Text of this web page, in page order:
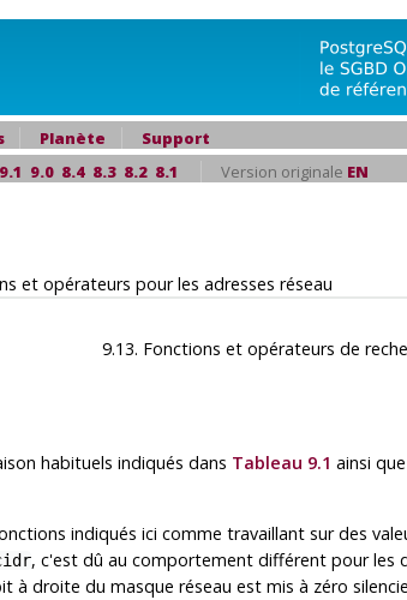
Planète
Support
9.1 9.0 8.4 8.3 8.2 8.1 Version originale EN
et opérateurs pour les adresses réseau
9.13. Fonctions et opérateurs de
habituels indiqués dans Tableau 9.1 ainsi
indiqués ici comme travaillant sur des
, c'est dû au comportement différent pour les
à droite du masque réseau est mis à zéro